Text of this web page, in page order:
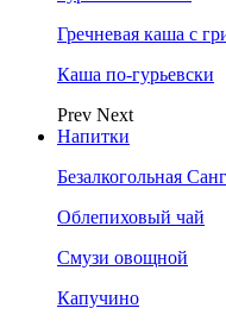
Гречневая каша с
Каша по-гурьевски
Prev Next
Напитки
Безалкогольная
Облепиховый чай
Смузи овощной
Капучино